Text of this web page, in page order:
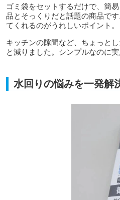
ゴミ袋をセットするだけで、簡
品とそっくりだと話題の商品で
てくれるのがうれしいポイント。
キッチンの隙間など、ちょっと
と減りました。シンプルなのに
水回りの悩みを一発解